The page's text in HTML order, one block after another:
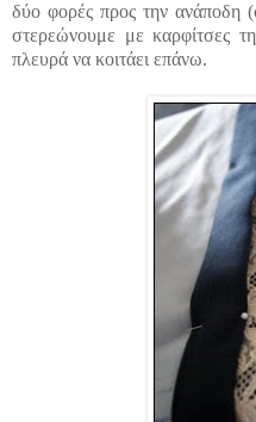
δύο φορές προς την ανάποδη
στερεώνουμε με καρφίτσες
πλευρά να κοιτάει επάνω.